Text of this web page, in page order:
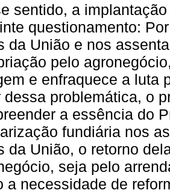
sentido, a
questionamento:
da União e nos
pelo
e enfraquece a luta
dessa problemática, o
a essência do
fundiária nos
da União, o retorno
seja pelo
a necessidade de